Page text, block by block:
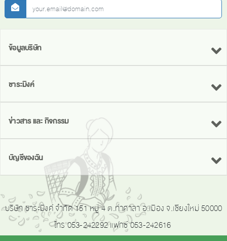
newsletter
ข้อมูลบริษัท
ชาระมิงค์
ข่าวสาร และ กิจกรรม
บัญชีของฉัน
บริษัท ชาระมิงค์ จำกัด 151 หมู่ 4 ต.ท่าศาลา อ.เมือง จ.เชียงใหม่ 50000
โทร 053-242292 แฟกซ์ 053-242616